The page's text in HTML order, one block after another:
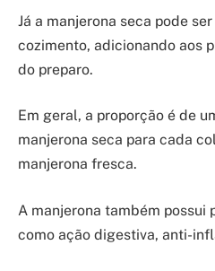
Já a manjerona seca pode
cozimento, adicionando aos
do preparo.
Em geral, a proporção é de
manjerona seca para cada
manjerona fresca.
A manjerona também possui
como ação digestiva, anti-